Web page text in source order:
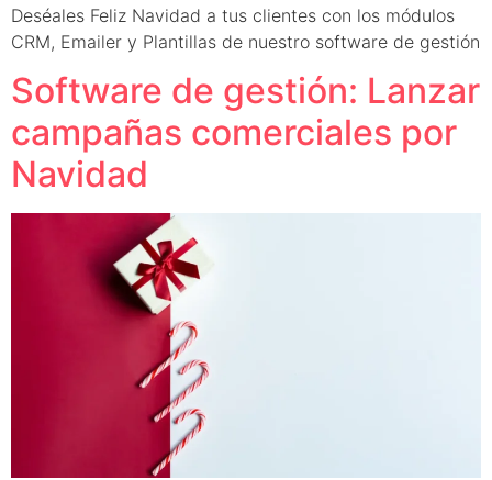
Deséales Feliz Navidad a tus clientes con los módulos
CRM, Emailer y Plantillas de nuestro software de gestión
Software de gestión: Lanzar
campañas comerciales por
Navidad